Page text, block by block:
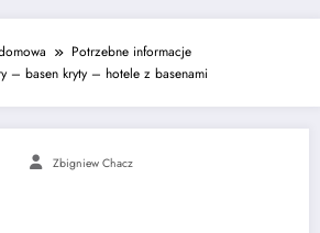
Potrzebne informacje
– basen kryty – hotele z basenami
Zbigniew Chacz